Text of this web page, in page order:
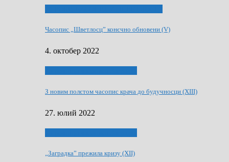
Часопис „Шветлосц” конєчно обновени (V)
4. октобер 2022
З новим полєтом часопис крача до будучносци (XIII)
27. юлий 2022
„Заградка” прежила кризу (XII)